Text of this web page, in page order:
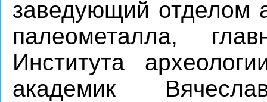
заведующий отделом
палеометалла,
Института
академик